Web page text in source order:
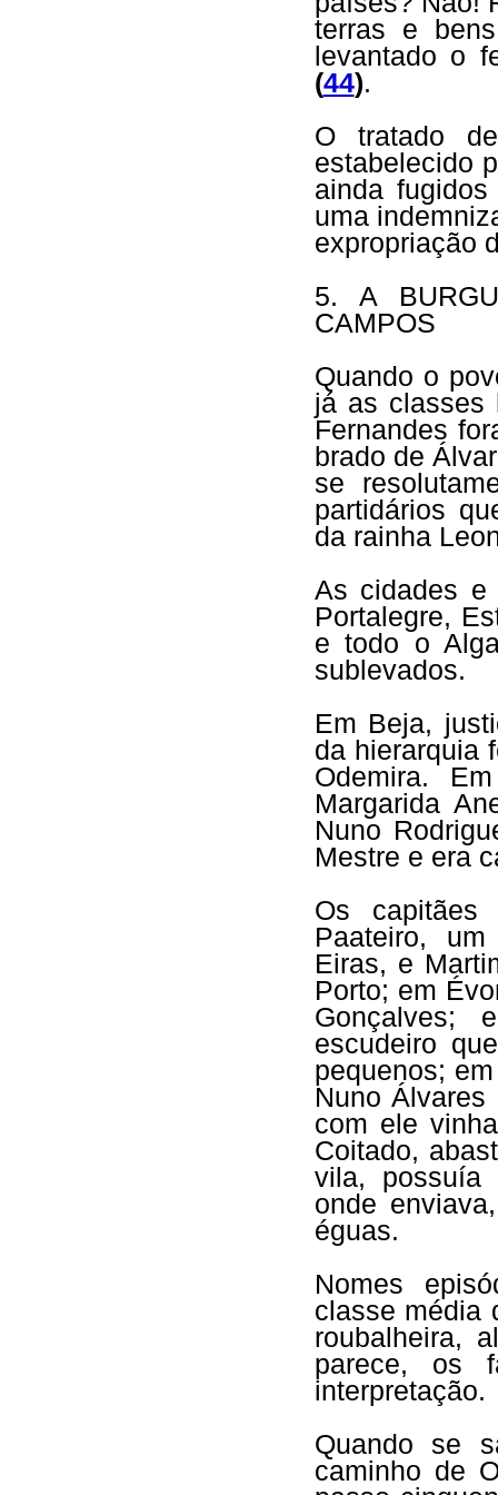
terras e
levantado o
(44).
O tratado
estabelecido
ainda
uma
expropriação
5. A
CAMPOS
Quando o
já as classes
Fernandes
brado de
se
partidários
da rainha
As cidades e
Portalegre,
e todo o
sublevados.
Em Beja,
da hierarquia
Odemira.
Margarida
Nuno
Mestre e era
Os
Paateiro,
Eiras, e
Porto; em
Gonçalves;
escudeiro
pequenos;
Nuno
com ele
Coitado,
vila, possuía
onde
éguas.
Nomes
classe média
roubalheira,
parece, os
interpretação.
Quando se
caminho de